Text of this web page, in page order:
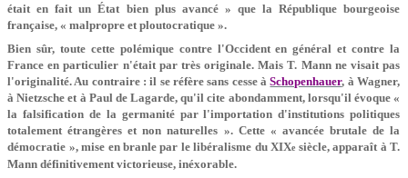
était en fait un État bien plus avancé » que la République bourgeoise
française, « malpropre et ploutocratique ».
Bien sûr, toute cette polémique contre l'Occident en général et contre la
France en particulier n'était par très originale. Mais T. Mann ne visait pas
l'originalité. Au contraire : il se réfère sans cesse àSchopenhauer, à Wagner,
à Nietzsche et à Paul de Lagarde, qu'il cite abondamment, lorsqu'il évoque «
la falsification de la germanité par l'importation d'institutions politiques
totalement étrangères et non naturelles ». Cette « avancée brutale de la
démocratie », mise en branle par le libéralisme du XIXe siècle, apparaît à T.
Mann définitivement victorieuse, inéxorable.